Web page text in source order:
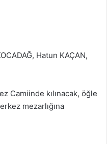
Hatun KAÇAN,
Camiinde kılınacak, öğle
mezarlığına